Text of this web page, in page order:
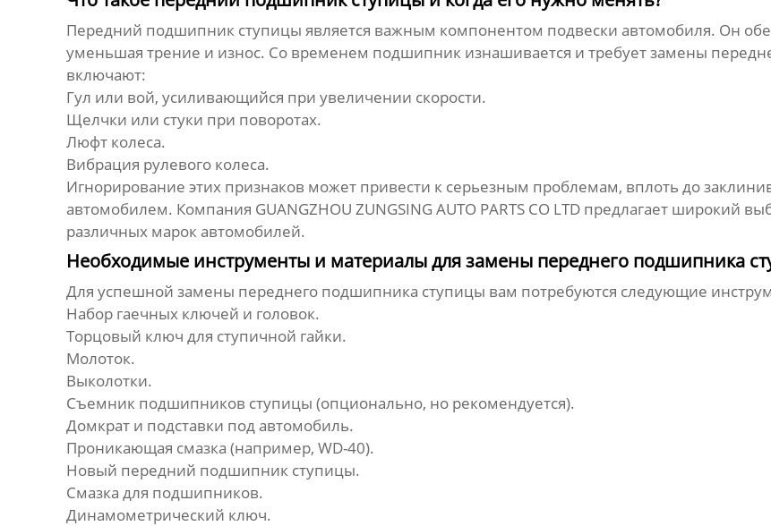
Передний подшипник ступицы является важным компонентом подвески автомобиля. Он
уменьшая трение и износ. Со временем подшипник изнашивается и требуетзамены
включают:
Гул или вой, усиливающийся при увеличении скорости.
Щелчки или стуки при поворотах.
Люфт колеса.
Вибрация рулевого колеса.
Игнорирование этих признаков может привести к серьезным проблемам, вплоть до
автомобилем. Компания GUANGZHOU ZUNGSING AUTO PARTS CO LTDпредлагает широкий
различных марок автомобилей.
Необходимые инструменты и материалы для замены переднего подшипника
Для успешной замены переднего подшипника ступицы вам потребуются следующие
Набор гаечных ключей и головок.
Торцовый ключ для ступичной гайки.
Молоток.
Выколотки.
Съемник подшипников ступицы (опционально, но рекомендуется).
Домкрат и подставки под автомобиль.
Проникающая смазка (например, WD-40).
Новый передний подшипник ступицы.
Смазка для подшипников.
Динамометрический ключ.